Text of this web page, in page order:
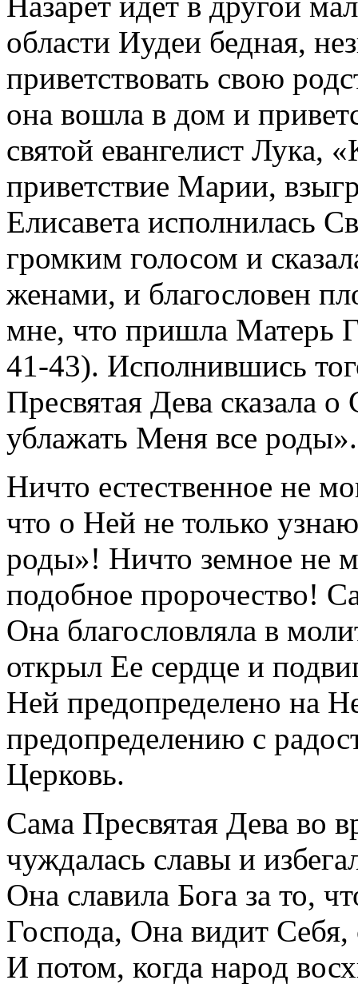
области Иудеи бедная,
приветствовать свою
она вошла в дом и
святой евангелист Лука,
приветствие Марии,
Елисавета исполнилась
громким голосом и
женами, и благословен
мне, что пришла Матерь
41-43). Исполнившись
Пресвятая Дева сказала
ублажать Меня все роды».
Ничто естественное не
что о Ней не только
роды»! Ничто земное не
подобное пророчество!
Она благословляла в
открыл Ее сердце и
Ней предопределено на
предопределению с
Церковь.
Сама Пресвятая Дева во
чуждалась славы и
Она славила Бога за то,
Господа, Она видит
И потом, когда народ